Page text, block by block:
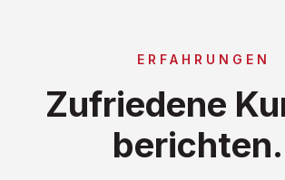
ERFAHRUNGEN
Zufriedene